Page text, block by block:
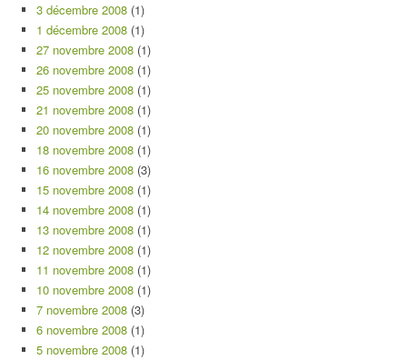
3 décembre 2008 (1)
1 décembre 2008 (1)
27 novembre 2008 (1)
26 novembre 2008 (1)
25 novembre 2008 (1)
21 novembre 2008 (1)
20 novembre 2008 (1)
18 novembre 2008 (1)
16 novembre 2008 (3)
15 novembre 2008 (1)
14 novembre 2008 (1)
13 novembre 2008 (1)
12 novembre 2008 (1)
11 novembre 2008 (1)
10 novembre 2008 (1)
7 novembre 2008 (3)
6 novembre 2008 (1)
5 novembre 2008 (1)